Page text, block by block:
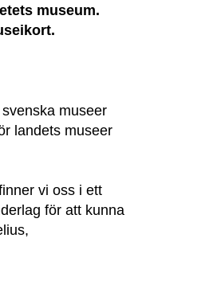
museum.
museer
landets museer
vi oss i ett
för att kunna